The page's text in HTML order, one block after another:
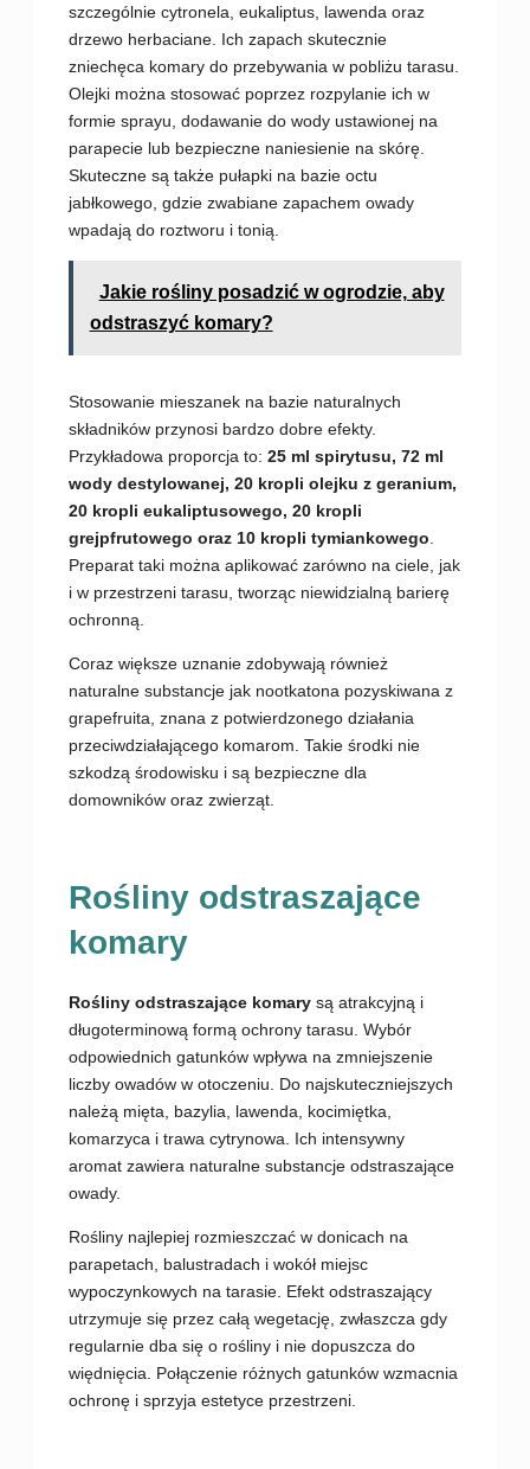
szczególnie cytronela, eukaliptus, lawenda oraz
drzewo herbaciane. Ich zapach skutecznie
zniechęca komary do przebywania w pobliżu tarasu.
Olejki można stosować poprzez rozpylanie ich w
formie sprayu, dodawanie do wody ustawionej na
parapecie lub bezpieczne naniesienie na skórę.
Skuteczne są także pułapki na bazie octu
jabłkowego, gdzie zwabiane zapachem owady
wpadają do roztworu i tonią.
Jakie rośliny posadzić w ogrodzie, aby
odstraszyć komary?
Stosowanie mieszanek na bazie naturalnych
składników przynosi bardzo dobre efekty.
Przykładowa proporcja to: 25 ml spirytusu, 72 ml
wody destylowanej, 20 kropli olejku z geranium,
20 kropli eukaliptusowego, 20 kropli
grejpfrutowego oraz 10 kropli tymiankowego
Preparat taki można aplikować zarówno na ciele, jak
i w przestrzeni tarasu, tworząc niewidzialną barierę
ochronną.
Coraz większe uznanie zdobywają również
naturalne substancje jak nootkatona pozyskiwana z
grapefruita, znana z potwierdzonego działania
przeciwdziałającego komarom. Takie środki nie
szkodzą środowisku i są bezpieczne dla
domowników oraz zwierząt.
Rośliny odstraszające
komary
Rośliny odstraszające komarysą atrakcyjną i
długoterminową formą ochrony tarasu. Wybór
odpowiednich gatunków wpływa na zmniejszenie
liczby owadów w otoczeniu. Do najskuteczniejszych
należą mięta, bazylia, lawenda, kocimiętka,
komarzyca i trawa cytrynowa. Ich intensywny
aromat zawiera naturalne substancje odstraszające
owady.
Rośliny najlepiej rozmieszczać w donicach na
parapetach, balustradach i wokół miejsc
wypoczynkowych na tarasie. Efekt odstraszający
utrzymuje się przez całą wegetację, zwłaszcza gdy
regularnie dba się o rośliny i nie dopuszcza do
więdnięcia. Połączenie różnych gatunków wzmacnia
ochronę i sprzyja estetyce przestrzeni.